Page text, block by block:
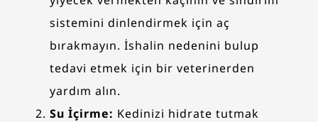
sistemini dinlendirmek için aç
bırakmayın. İshalin nedenini bulup
tedavi etmek için bir veterinerden
yardım alın.
Su İçirme: Kedinizi hidrate tutmak